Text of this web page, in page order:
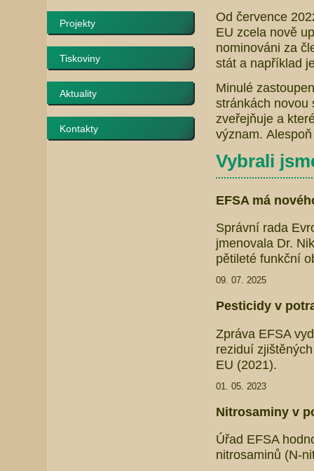
Projekty
Tiskoviny
Aktuality
Kontakty
Od července
EU zcela nově
nominováni za
stát a například
Minulé
stránkách novou
zveřejňuje a
význam.
Vybrali
EFSA má
Správní rada
jmenovala Dr.
pětileté funkční
09. 07. 2025
Pesticidy v
Zpráva EFSA
reziduí
EU (2021).
01. 05. 2023
Nitrosaminy v
Úřad EFSA
nitrosaminů (N-